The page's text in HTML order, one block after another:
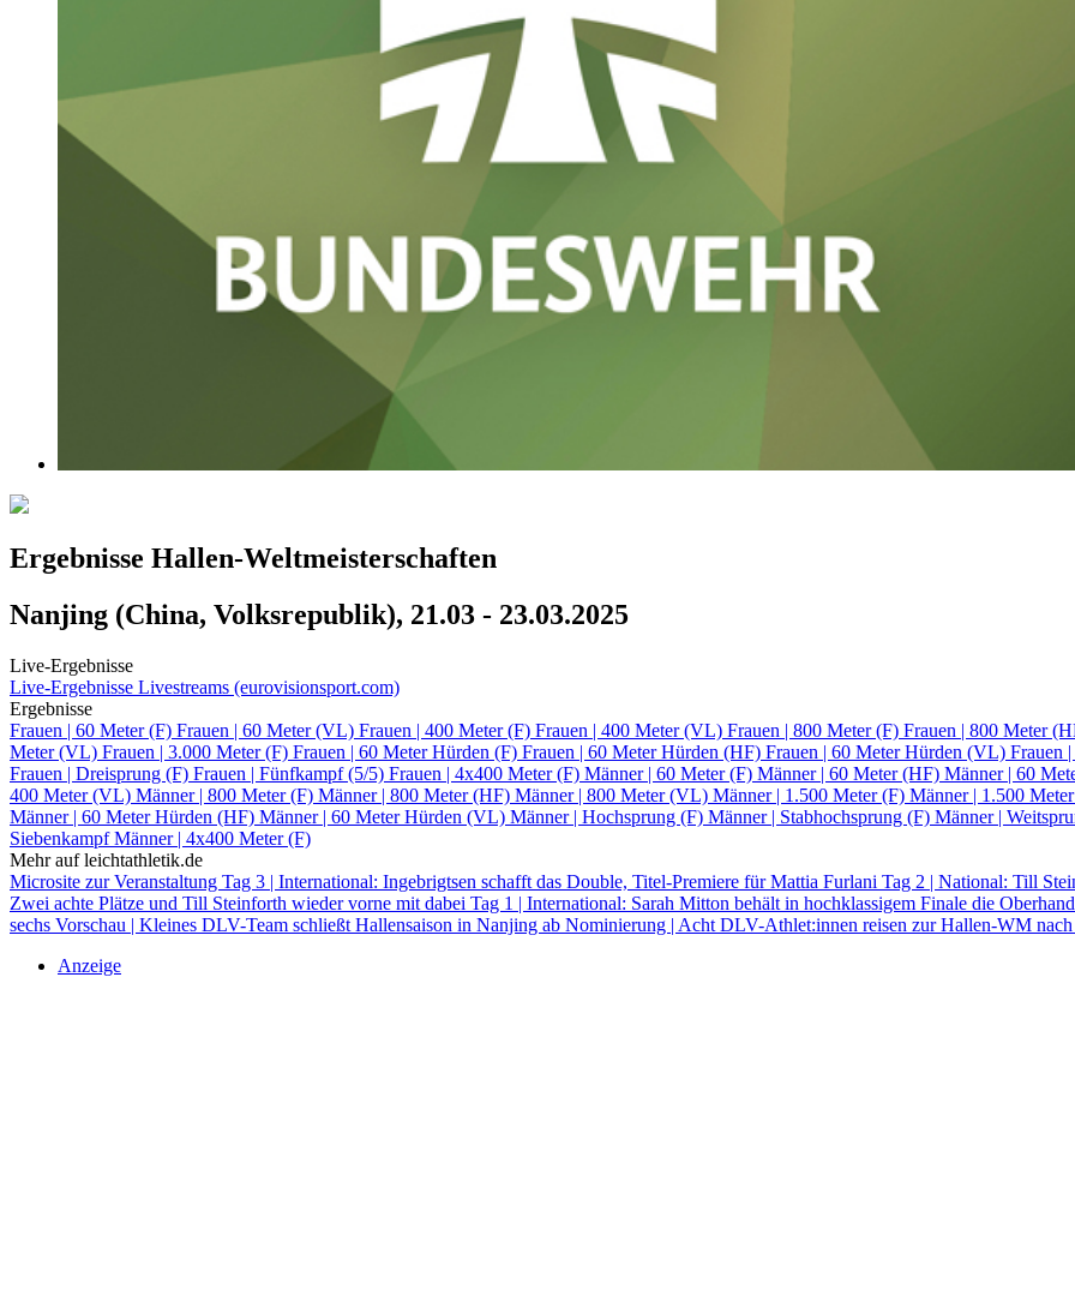
Ergebnisse Hallen-Weltmeisterschaften
Nanjing (China, Volksrepublik), 21.03 - 23.03.2025
Live-Ergebnisse
Live-Ergebnisse Livestreams (eurovisionsport.com)
Ergebnisse
Frauen | 60 Meter (F) Frauen | 60 Meter (VL) Frauen | 400 Meter (F) Frauen | 400 Meter (VL) Frauen | 800 Meter (F) Frauen | 800 Meter
Meter (VL) Frauen | 3.000 Meter (F) Frauen | 60 Meter Hürden (F) Frauen | 60 Meter Hürden (HF) Frauen | 60 Meter Hürden (VL) Frauen
Frauen | Dreisprung (F) Frauen | Fünfkampf (5/5) Frauen | 4x400 Meter (F) Männer | 60 Meter (F) Männer | 60 Meter (HF) Männer | 60
400 Meter (VL) Männer | 800 Meter (F) Männer | 800 Meter (HF) Männer | 800 Meter (VL) Männer | 1.500 Meter (F) Männer | 1.500
Männer | 60 Meter Hürden (HF) Männer | 60 Meter Hürden (VL) Männer | Hochsprung (F) Männer | Stabhochsprung (F) Männer |
SiebenkampfMänner | 4x400 Meter (F)
Mehr auf leichtathletik.de
Microsite zur Veranstaltung Tag 3 | International: Ingebrigtsen schafft das Double, Titel-Premiere für Mattia Furlani Tag 2 | National: Till
Zwei achte Plätze und Till Steinforth wieder vorne mit dabei Tag 1 | International: Sarah Mitton behält in hochklassigem Finale die Oberhand
sechs Vorschau | Kleines DLV-Team schließt Hallensaison in Nanjing ab Nominierung | Acht DLV-Athlet:innen reisen zur Hallen-WM
Anzeige